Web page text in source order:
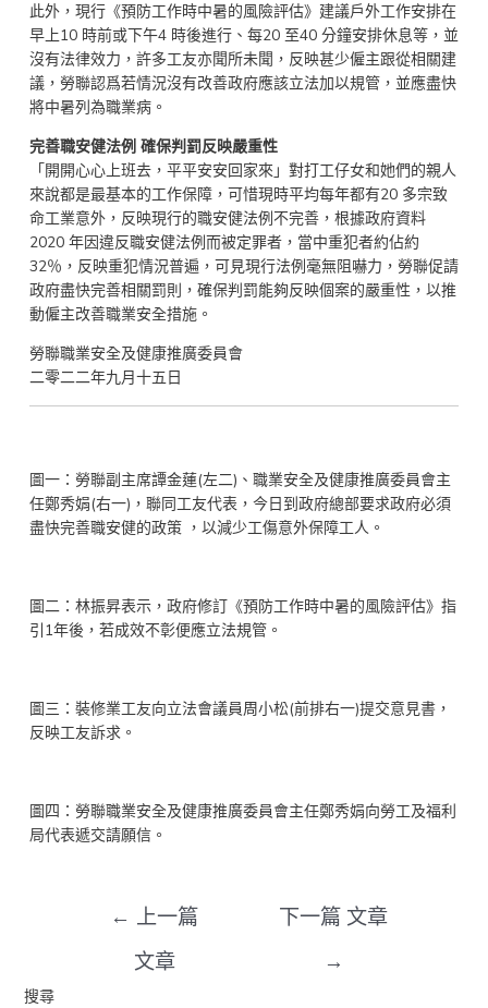
此外，現行《預防工作時中暑的風險評估》建議戶外工作安排在
早上10 時前或下午4 時後進行、每20 至40 分鐘安排休息等，並
沒有法律效力，許多工友亦聞所未聞，反映甚少僱主跟從相關建
議，勞聯認爲若情況沒有改善政府應該立法加以規管，並應盡快
將中暑列為職業病。
完善職安健法例 確保判罰反映嚴重性
「開開心心上班去，平平安安回家來」對打工仔女和她們的親人
來說都是最基本的工作保障，可惜現時平均每年都有20 多宗致
命工業意外，反映現行的職安健法例不完善，根據政府資料
2020 年因違反職安健法例而被定罪者，當中重犯者約佔約
32％，反映重犯情況普遍，可見現行法例毫無阻嚇力，勞聯促請
政府盡快完善相關罰則，確保判罰能夠反映個案的嚴重性，以推
動僱主改善職業安全措施。
勞聯職業安全及健康推廣委員會
二零二二年九月十五日
圖一：勞聯副主席譚金蓮(左二)、職業安全及健康推廣委員會主
任鄭秀娟(右一)，聯同工友代表，今日到政府總部要求政府必須
盡快完善職安健的政策 ，以減少工傷意外保障工人。
圖二：林振昇表示，政府修訂《預防工作時中暑的風險評估》指
引1年後，若成效不彰便應立法規管。
圖三：裝修業工友向立法會議員周小松(前排右一)提交意見書，
反映工友訴求。
圖四：勞聯職業安全及健康推廣委員會主任鄭秀娟向勞工及福利
局代表遞交請願信。
← 上一篇
文章
下一篇 文章
→
搜尋